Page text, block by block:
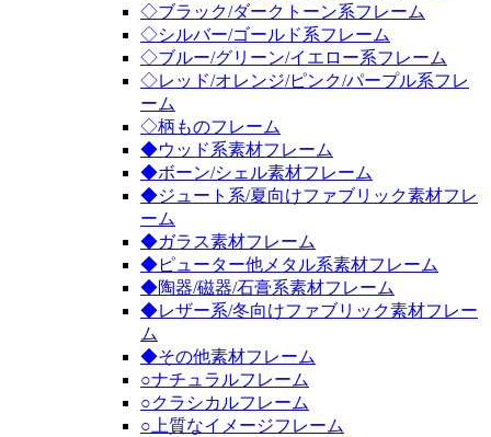
◇ブラック/ダークトーン系フレーム
◇シルバー/ゴールド系フレーム
◇ブルー/グリーン/イエロー系フレーム
◇レッド/オレンジ/ピンク/パープル系フレ
ーム
◇柄ものフレーム
◆ウッド系素材フレーム
◆ボーン/シェル素材フレーム
◆ジュート系/夏向けファブリック素材フレ
ーム
◆ガラス素材フレーム
◆ピューター他メタル系素材フレーム
◆陶器/磁器/石膏系素材フレーム
◆レザー系/冬向けファブリック素材フレー
ム
◆その他素材フレーム
○ナチュラルフレーム
○クラシカルフレーム
○上質なイメージフレーム